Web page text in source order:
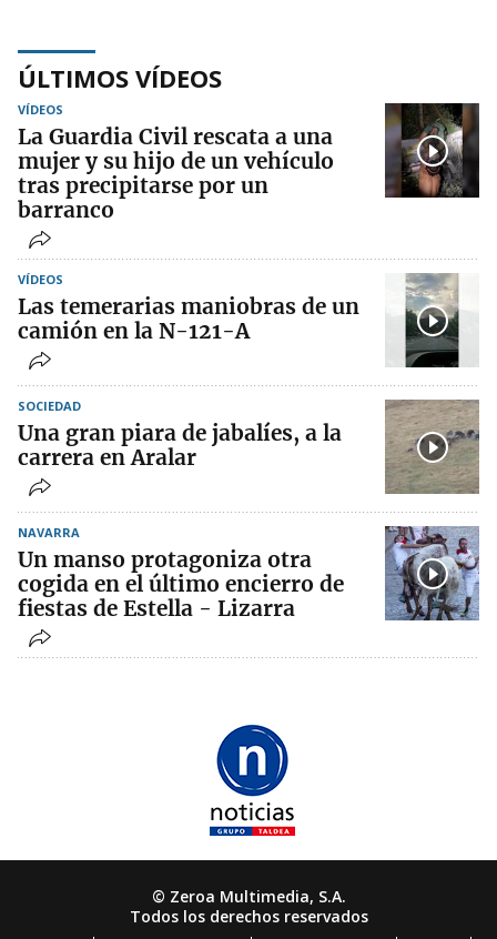
ÚLTIMOS VÍDEOS
VÍDEOS
La Guardia Civil rescata a una
mujer y su hijo de un vehículo
tras precipitarse por un
barranco
VÍDEOS
Las temerarias maniobras de un
camión en la N-121-A
SOCIEDAD
Una gran piara de jabalíes, a la
carrera en Aralar
NAVARRA
Un manso protagoniza otra
cogida en el último encierro de
fiestas de Estella - Lizarra
© Zeroa Multimedia, S.A.
Todos los derechos reservados